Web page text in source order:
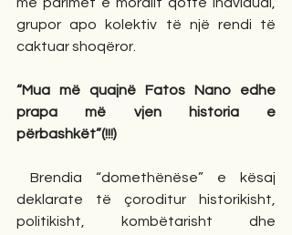
grupor apo kolektiv të një rendi të
caktuar shoqëror.
“Mua më quajnë Fatos Nano edhe
prapa më vjen historia e
përbashkët”(!!!)
Brendia “domethënëse” e kësaj
deklarate të çoroditur historikisht,
politikisht, kombëtarisht dhe